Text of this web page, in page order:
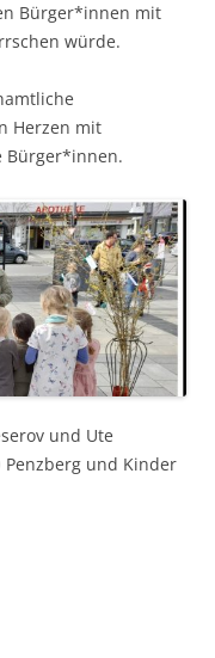
Bürger*innen mit
würde.
Herzen mit
Bürger*innen.
und Ute
Penzberg und Kinder